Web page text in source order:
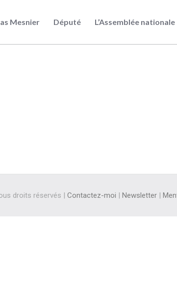
Mesnier Député L’Assemblée nationale
droits réservés |Contactez-moi |Newsletter |